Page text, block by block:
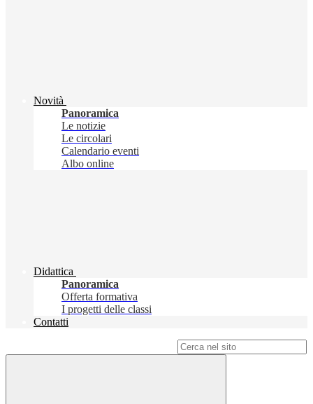
Novità
Panoramica
Le notizie
Le circolari
Calendario eventi
Albo online
Didattica
Panoramica
Offerta formativa
I progetti delle classi
Contatti